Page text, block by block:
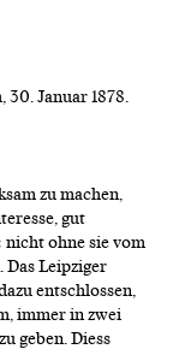
Januar 1878.
zu machen,
gut
nicht ohne sie vom
Das Leipziger
entschlossen,
immer in zwei
geben. Diess